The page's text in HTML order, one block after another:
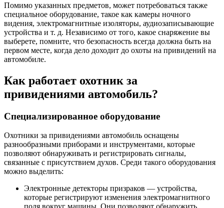
Помимо указанных предметов, может потребоваться также
специальное оборудование, такое как камеры ночного
видения, электромагнитные изоляторы, аудиозаписывающие
устройства и т. д. Независимо от того, какое снаряжение вы
выберете, помните, что безопасность всегда должна быть на
первом месте, когда дело доходит до охоты на привидений на
автомобиле.
Как работает охотник за
привидениями автомобиль?
Специализированное оборудование
Охотники за привидениями автомобиль оснащены
разнообразными приборами и инструментами, которые
позволяют обнаруживать и регистрировать сигналы,
связанные с присутствием духов. Среди такого оборудования
можно выделить:
Электронные детекторы призраков — устройства,
которые регистрируют изменения электромагнитного